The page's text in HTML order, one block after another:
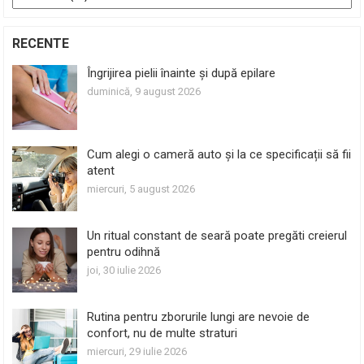
RECENTE
Îngrijirea pielii înainte și după epilare
duminică, 9 august 2026
Cum alegi o cameră auto și la ce specificații să fii
atent
miercuri, 5 august 2026
Un ritual constant de seară poate pregăti creierul
pentru odihnă
joi, 30 iulie 2026
Rutina pentru zborurile lungi are nevoie de
confort, nu de multe straturi
miercuri, 29 iulie 2026